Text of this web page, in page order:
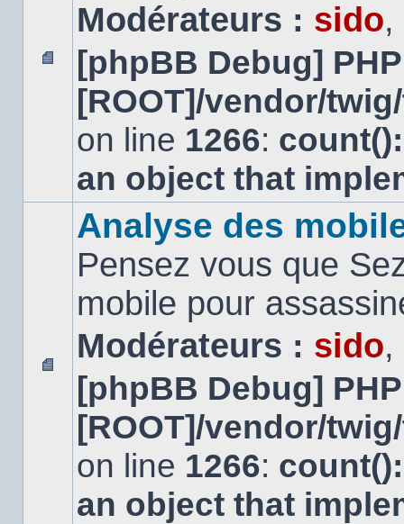
Aucun
message
non
Modérateurs : sido,
[phpBB Debug]
[ROOT]/vendor/
on line 1266:
an object that
Aucun
message
non
Analyse des
Pensez vous que
mobile pour
Modérateurs : sido,
[phpBB Debug]
[ROOT]/vendor/
on line 1266:
an object that